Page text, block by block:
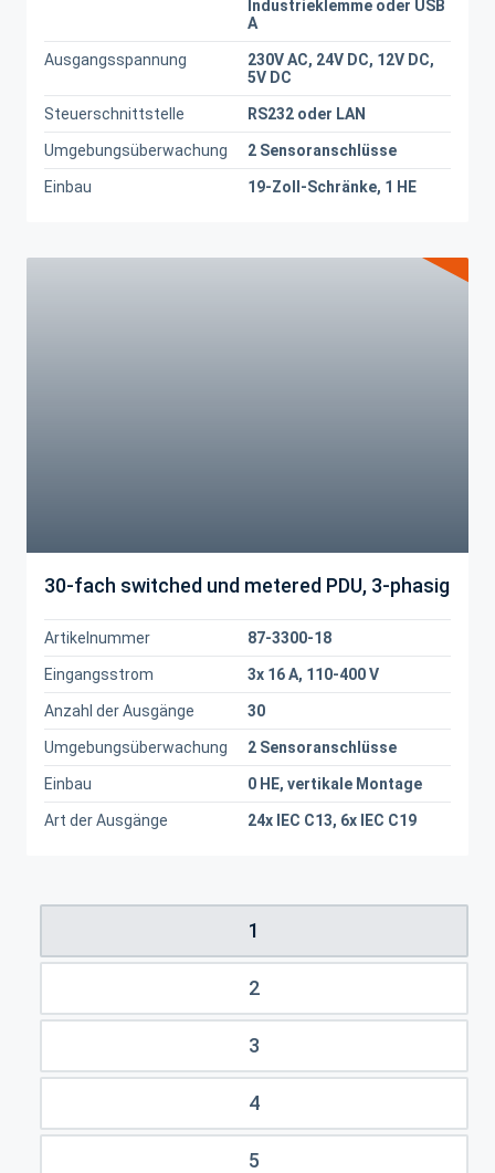
Industrieklemme oder USB
A
Ausgangsspannung
230V AC, 24V DC, 12V DC,
5V DC
Steuerschnittstelle RS232 oder LAN
Umgebungsüberwachung 2 Sensoranschlüsse
Einbau 19-Zoll-Schränke, 1 HE
30-fach switched und metered PDU, 3-phasig
Artikelnummer 87-3300-18
Eingangsstrom 3x 16 A, 110-400 V
Anzahl der Ausgänge 30
Umgebungsüberwachung 2 Sensoranschlüsse
Einbau 0 HE, vertikale Montage
Art der Ausgänge 24x IEC C13, 6x IEC C19
1
2
3
4
5